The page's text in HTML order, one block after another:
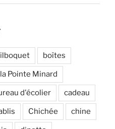
boîtes
Pointe Minard
d'écolier cadeau
Chichée chine